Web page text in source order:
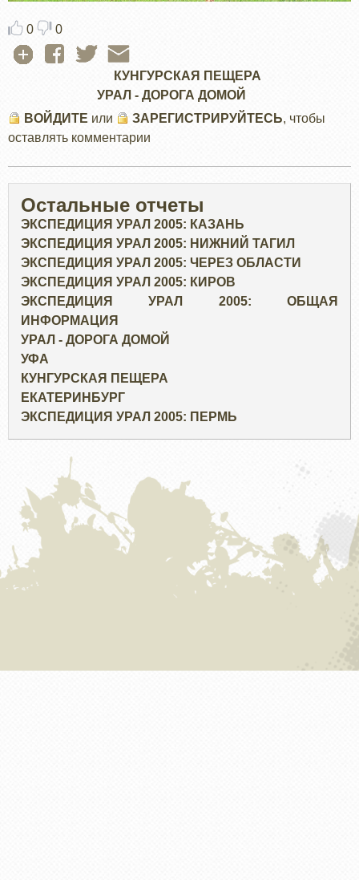
0 0
КУНГУРСКАЯ ПЕЩЕРА
УРАЛ - ДОРОГА ДОМОЙ
ВОЙДИТЕ или ЗАРЕГИСТРИРУЙТЕСЬ, чтобы
оставлять комментарии
Остальные отчеты
ЭКСПЕДИЦИЯ УРАЛ 2005: КАЗАНЬ
ЭКСПЕДИЦИЯ УРАЛ 2005: НИЖНИЙ ТАГИЛ
ЭКСПЕДИЦИЯ УРАЛ 2005: ЧЕРЕЗ ОБЛАСТИ
ЭКСПЕДИЦИЯ УРАЛ 2005: КИРОВ
ЭКСПЕДИЦИЯ УРАЛ 2005: ОБЩАЯ
ИНФОРМАЦИЯ
УРАЛ - ДОРОГА ДОМОЙ
УФА
КУНГУРСКАЯ ПЕЩЕРА
ЕКАТЕРИНБУРГ
ЭКСПЕДИЦИЯ УРАЛ 2005: ПЕРМЬ